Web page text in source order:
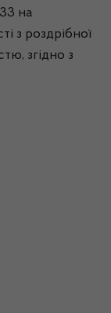
на
з роздрібної
згідно з